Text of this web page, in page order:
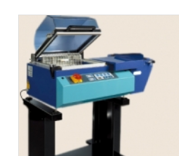
КАМЕРНАЯ
EKH-346
59 348RUB
Камерная термоусадочная машина
Поколение машин EКН – новая линия
«Extend Group», которая отличается
системой...